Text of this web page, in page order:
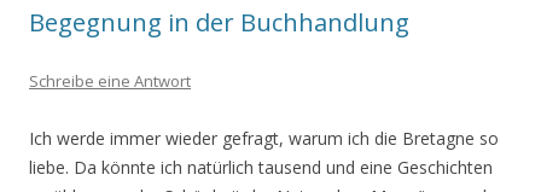
Begegnung in der Buchhandlung
Schreibe eine Antwort
Ich werde immer wieder gefragt, warum ich die Bretagne so
liebe. Da könnte ich natürlich tausend und eine Geschichten